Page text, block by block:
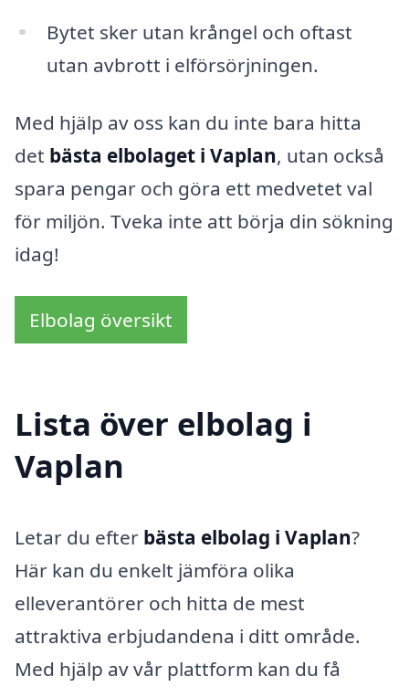
Bytet sker utan krångel och oftast
utan avbrott i elförsörjningen.
Med hjälp av oss kan du inte bara hitta
det bästa elbolaget i Vaplan, utan också
spara pengar och göra ett medvetet val
för miljön. Tveka inte att börja din sökning
idag!
Elbolag översikt
Lista över elbolag i
Vaplan
Letar du efter bästa elbolag i Vaplan?
Här kan du enkelt jämföra olika
elleverantörer och hitta de mest
attraktiva erbjudandena i ditt område.
Med hjälp av vår plattform kan du få